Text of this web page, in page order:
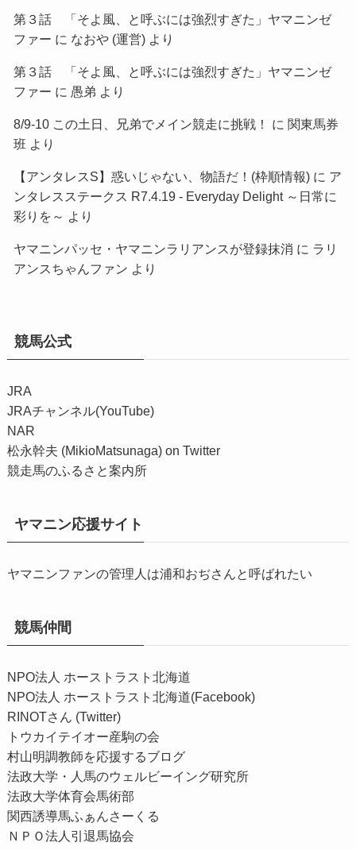
第３話 「そよ風、と呼ぶには強烈すぎた」ヤマニンゼ
ファー に なおや (運営)より
第３話 「そよ風、と呼ぶには強烈すぎた」ヤマニンゼ
ファー に 愚弟 より
8/9-10 この土日、兄弟でメイン競走に挑戦！ に 関東馬券
班 より
【アンタレスS】惑いじゃない、物語だ！(枠順情報)に ア
ンタレスステークス R7.4.19 - Everyday Delight ～日常に
彩りを～ より
ヤマニンパッセ・ヤマニンラリアンスが登録抹消 に ラリ
アンスちゃんファン より
競馬公式
JRA
JRAチャンネル(YouTube)
NAR
松永幹夫 (MikioMatsunaga) on Twitter
競走馬のふるさと案内所
ヤマニン応援サイト
ヤマニンファンの管理人は浦和おぢさんと呼ばれたい
競馬仲間
NPO法人 ホーストラスト北海道
NPO法人 ホーストラスト北海道(Facebook)
RINOTさん (Twitter)
トウカイテイオー産駒の会
村山明調教師を応援するブログ
法政大学・人馬のウェルビーイング研究所
法政大学体育会馬術部
関西誘導馬ふぁんさーくる
ＮＰＯ法人引退馬協会